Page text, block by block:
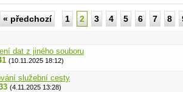
« předchozí 1 2 3 4 5 6 7 8
dat z jiného souboru
(10.11.2025 18:12)
služební cesty
(4.11.2025 13:28)